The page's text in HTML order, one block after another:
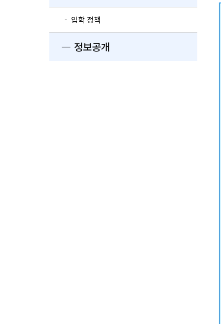
- 입학 정책
― 정보공개